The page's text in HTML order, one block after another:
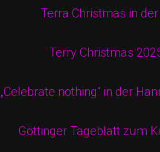
Terra Christmas in der
Terry Christmas
„Celebrate nothing“ in der
Göttinger Tageblatt zum